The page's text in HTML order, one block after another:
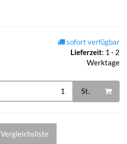
sofort verfügbar
Lieferzeit: 1 - 2
Werktage
St.
Vergleichsliste